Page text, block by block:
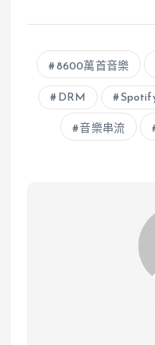
8600萬首音樂
DRM
音樂串流